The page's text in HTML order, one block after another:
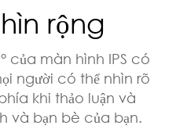
rộng
của màn hình IPS có
người có thể nhìn rõ
khi thảo luận và
và bạn bè của bạn.